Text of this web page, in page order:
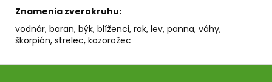
Znamenia zverokruhu:
vodnár, baran, býk, blíženci, rak, lev, panna, váhy,
škorpión, strelec, kozorožec
Z